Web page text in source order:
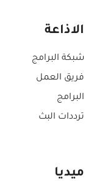
الاذاعة
شبكة البرامج
فريق العمل
البرامج
ترددات البث
ميديا